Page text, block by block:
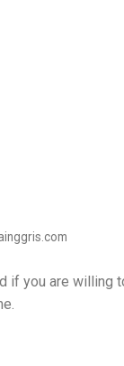
if you are willing